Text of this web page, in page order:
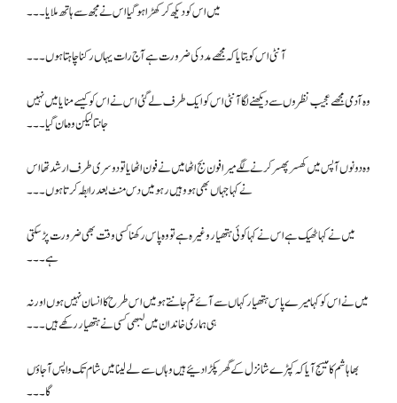
میں اس کو دیکھ کر کھڑا ہو گیا اس نے مجھ سے ہاتھ ملایا ۔۔۔
آنٹی اس کو بتایا کہ مجھے مدد کی ضرورت ہے آج رات یہاں رکنا چاہتا ہوں ۔۔۔
وہ آدمی مجھے عجیب نظروں سے دیکھنے لگا آنٹی اس کو ایک طرف لے گئی اس نے اس کو کیسے منایا میں نہیں
جانتا لیکن وہ مان گیا۔۔۔
وہ دونوں آپس میں کھسر پھسر کرنے لگے میرا فون بج اٹھا میں نے فون اٹھایا تو دوسری طرف ارشد تھا اس
نے کہا جہاں بھی ہو وہیں رہو میں دس منٹ بعد رابطہ کرتا ہوں۔۔۔
میں نے کہا ٹھیک ہے اس نے کہا کوئی ہتھیار وغیرہ ہے تو وہ پاس رکھنا کسی وقت بھی ضرورت پڑ سکتی
ہے۔۔۔
میں نے اس کو کہا میرے پاس ہتھیار کہاں سے آئے تم جانتے ہو میں اس طرح کا انسان نہیں ہوں اور نہ
ہی ہماری خاندان میں لبھی کسی نے ہتھیار رکھے ہیں۔۔۔
بھا ہاشم کا میسج آیا کہ کپڑے شانزل کے گھر پکڑا دئیے ہیں وہاں سے لے لینا میں شام تک واپس آ جاؤں
گا۔۔۔